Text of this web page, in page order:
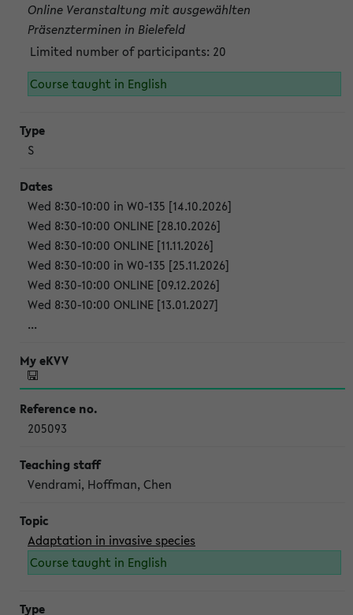
Online Veranstaltung mit ausgewählten
Präsenzterminen in Bielefeld
Limited number of participants: 20
Course taught in English
S
Wed 8:30-10:00 in W0-135 [14.10.2026]
Wed 8:30-10:00 ONLINE [28.10.2026]
Wed 8:30-10:00 ONLINE [11.11.2026]
Wed 8:30-10:00 in W0-135 [25.11.2026]
Wed 8:30-10:00 ONLINE [09.12.2026]
Wed 8:30-10:00 ONLINE [13.01.2027]
...
205093
Vendrami, Hoffman, Chen
Adaptation in invasive species
Course taught in English